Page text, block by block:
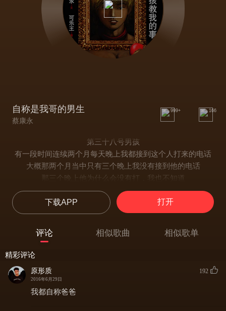
自称是我哥的男生
蔡康永
999+ 166
第三十八号男孩
有一段时间连续两个月每天晚上我都接到这个人打来的电话
大概那两个月当中只有三个晚上我没有接到他的电话
那三个晚上他为什么会没有打，我也不知道
我第一次接到他电话的时候他一开口就说
“你不认得我，我是你哥哥。”
我愣住了两秒然后哈哈大笑
“别这么确定。你有没有哥哥不是你说了就算的。”
也还是令人觉得他的话里面有正面的意义而不是全然在鬼扯
“那你要怎么证明你是我哥啊。”
下载APP 打开
评论 相似歌曲 相似歌单
精彩评论
原形质
2016年6月29日
192
我都自称爸爸